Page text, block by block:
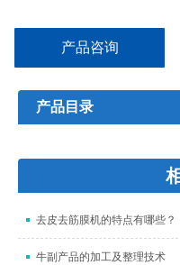
产品咨询
产品目录
去皮去筋膜机的特点有哪些？
牛副产品的加工及整理技术